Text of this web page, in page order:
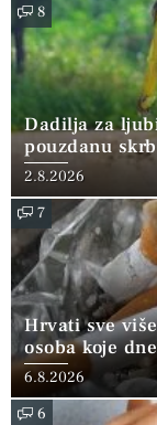
8
Dadilja za
pouzdanu skrb
2.8.2026
7
Hrvati sve
osoba koje
6.8.2026
6